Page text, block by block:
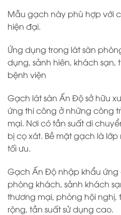
Mẫu gạch này phù hợp với
hiện đại.
Ứng dụng trong lát sàn
dụng, sảnh hiên, khách sạn,
bệnh viện
Gạch lát sàn Ấn Độ sở hữu
ứng thi công ở những công
mại. Nơi có tần suất di
bị cọ xát. Bề mặt gạch là
tối ưu.
Gạch Ấn Độ nhập khẩu ứng
phòng khách, sảnh khách
thương mại, phòng hội
rộng, tần suất sử dụng cao.